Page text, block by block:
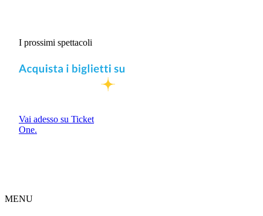
I prossimi spettacoli
Vai adesso su Ticket
One.
MENU